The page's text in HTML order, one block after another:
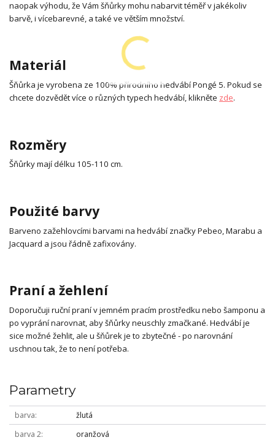
naopak výhodu, že Vám šňůrky mohu nabarvit téměř v jakékoliv
barvě, i vícebarevné, a také ve větším množství.
Materiál
Šňůrka je vyrobena ze 100% přírodního hedvábí Pongé 5. Pokud se
chcete dozvědět více o různých typech hedvábí, klikněte zde.
Rozměry
Šňůrky mají délku 105-110 cm.
Použité barvy
Barveno zažehlovcími barvami na hedvábí značky Pebeo, Marabu a
Jacquard a jsou řádně zafixovány.
Praní a žehlení
Doporučuji ruční praní v jemném pracím prostředku nebo šamponu a
po vyprání narovnat, aby šňůrky neuschly zmačkané. Hedvábí je
sice možné žehlit, ale u šňůrek je to zbytečné - po narovnání
uschnou tak, že to není potřeba.
Parametry
barva
žlutá
barva 2
oranžová